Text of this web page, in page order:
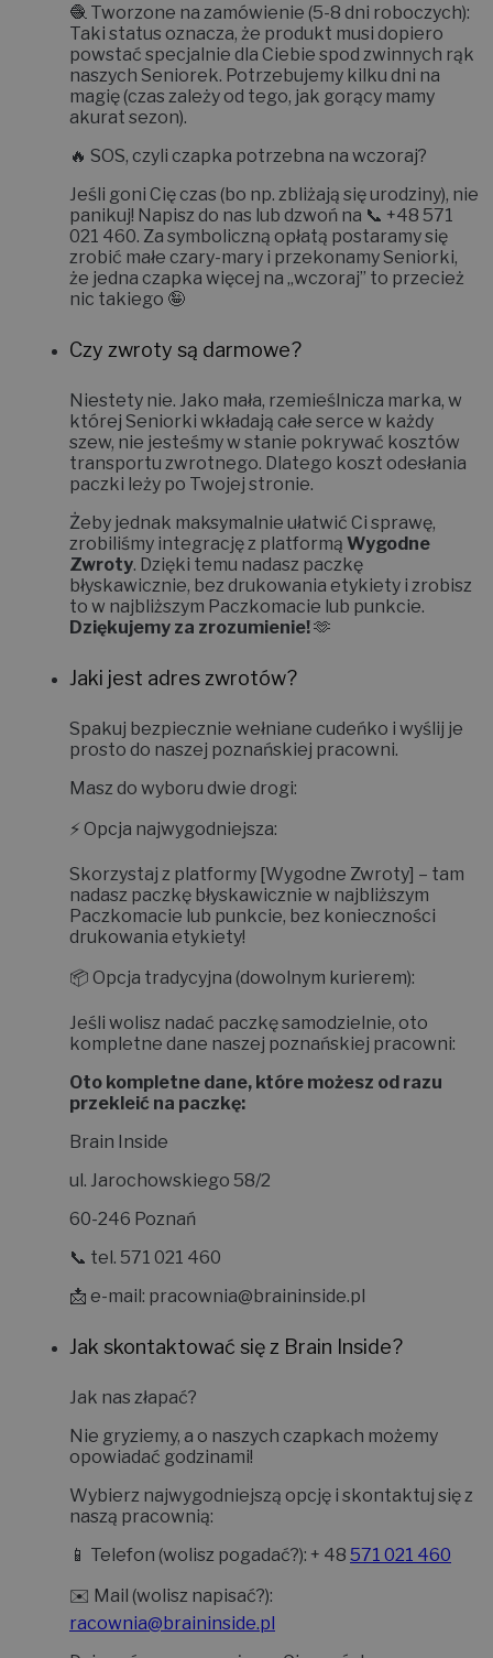
🧶 Tworzone na zamówienie (5-8 dni roboczych):
Taki status oznacza, że produkt musi dopiero
powstać specjalnie dla Ciebie spod zwinnych rąk
naszych Seniorek. Potrzebujemy kilku dni na
magię (czas zależy od tego, jak gorący mamy
akurat sezon).
🔥 SOS, czyli czapka potrzebna na wczoraj?
Jeśli goni Cię czas (bo np. zbliżają się urodziny), nie
panikuj! Napisz do nas lub dzwoń na 📞 +48 571
021 460. Za symboliczną opłatą postaramy się
zrobić małe czary-mary i przekonamy Seniorki,
że jedna czapka więcej na „wczoraj” to przecież
nic takiego 🤪
Czy zwroty są darmowe?
Niestety nie. Jako mała, rzemieślnicza marka, w
której Seniorki wkładają całe serce w każdy
szew, nie jesteśmy w stanie pokrywać kosztów
transportu zwrotnego. Dlatego koszt odesłania
paczki leży po Twojej stronie.
Żeby jednak maksymalnie ułatwić Ci sprawę,
zrobiliśmy integrację z platformą Wygodne
Zwroty. Dzięki temu nadasz paczkę
błyskawicznie, bez drukowania etykiety i zrobisz
to w najbliższym Paczkomacie lub punkcie.
Dziękujemy za zrozumienie!🫶
Jaki jest adres zwrotów?
Spakuj bezpiecznie wełniane cudeńko i wyślij je
prosto do naszej poznańskiej pracowni.
Masz do wyboru dwie drogi:
⚡ Opcja najwygodniejsza:
Skorzystaj z platformy [Wygodne Zwroty] – tam
nadasz paczkę błyskawicznie w najbliższym
Paczkomacie lub punkcie, bez konieczności
drukowania etykiety!
📦 Opcja tradycyjna (dowolnym kurierem):
Jeśli wolisz nadać paczkę samodzielnie, oto
kompletne dane naszej poznańskiej pracowni:
Oto kompletne dane, które możesz od razu
przekleić na paczkę:
Brain Inside
ul. Jarochowskiego 58/2
60-246 Poznań
📞 tel. 571 021 460
📩 e-mail: pracownia@braininside.pl
Jak skontaktować się z Brain Inside?
Jak nas złapać?
Nie gryziemy, a o naszych czapkach możemy
opowiadać godzinami!
Wybierz najwygodniejszą opcję i skontaktuj się z
naszą pracownią:
📱 Telefon (wolisz pogadać?): + 48 571 021 460
✉️ Mail (wolisz napisać?):
racownia@braininside.pl